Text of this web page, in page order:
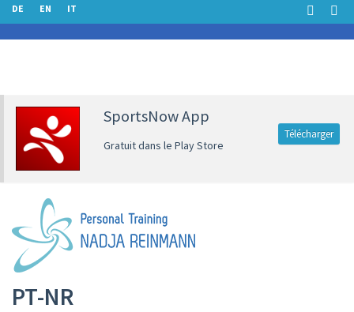
DE EN IT
SportsNow App
Gratuit dans le Play Store
Télécharger
PT-NR